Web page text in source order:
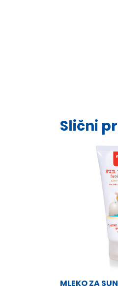
Slični
MLEKO ZA